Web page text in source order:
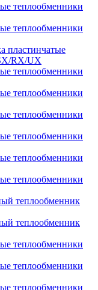
теплообменники
теплообменники
пластинчатые
RX/UX
теплообменники
теплообменники
теплообменники
теплообменники
теплообменники
теплообменники
теплообменник
теплообменник
теплообменники
теплообменники
теплообменники